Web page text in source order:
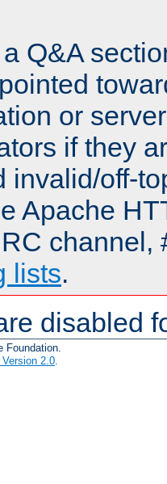
Q&A
or
if they
invalid/off-
Apache
channel,
lists.
disabled
Foundation.
2.0